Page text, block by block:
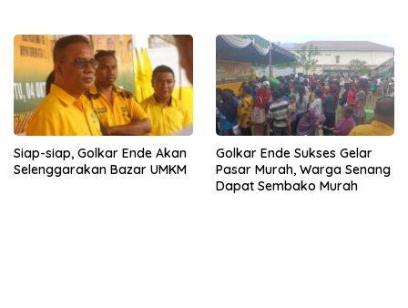
Siap-siap, Golkar Ende Akan
Selenggarakan Bazar UMKM
Golkar Ende Sukses Gelar
Pasar Murah, Warga Senang
Dapat Sembako Murah